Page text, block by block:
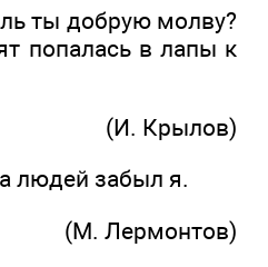
ты добрую молву?
попалась в лапы к
(И. Крылов)
людей забыл я.
(М. Лермонтов)